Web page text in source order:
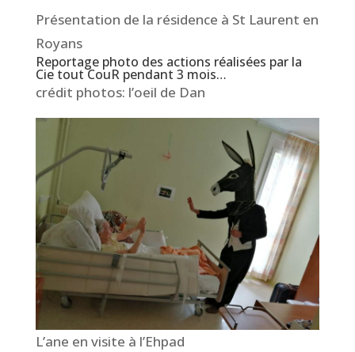
Présentation de la résidence à St Laurent en
Royans
Reportage photo des actions réalisées par la
Cie tout CouR pendant 3 mois…
crédit photos: l’oeil de Dan
L’ane en visite à l’Ehpad